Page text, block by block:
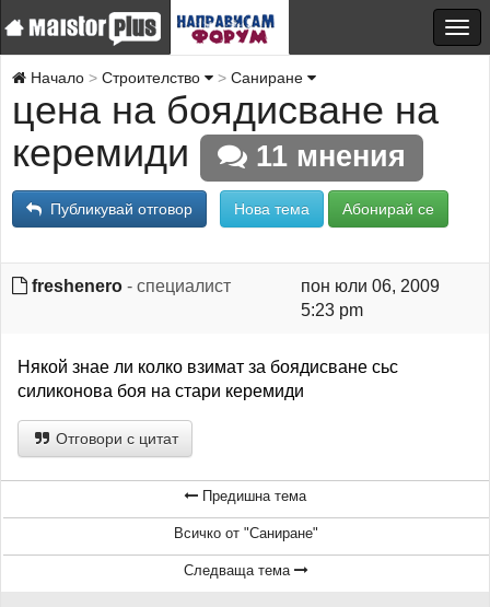
Начало Строителство Саниране
цена на боядисване на
керемиди
11 мнения
Публикувай отговор Нова тема Абонирай се
freshenero - специалист
пон юли 06, 2009
5:23 pm
Някой знае ли колко взимат за боядисване сьс
силиконова боя на стари керемиди
Отговори с цитат
Предишна тема
Всичко от "Саниране"
Следваща тема